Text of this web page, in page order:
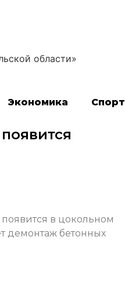
области»
Экономика Спорт
в цокольном
демонтаж бетонных